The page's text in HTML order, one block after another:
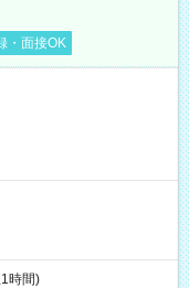
・面接OK
時間)